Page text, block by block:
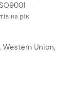
на рік
Western Union,